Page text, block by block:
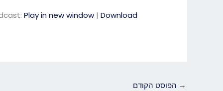
Play in new window| Download
→ הפוסט הקודם